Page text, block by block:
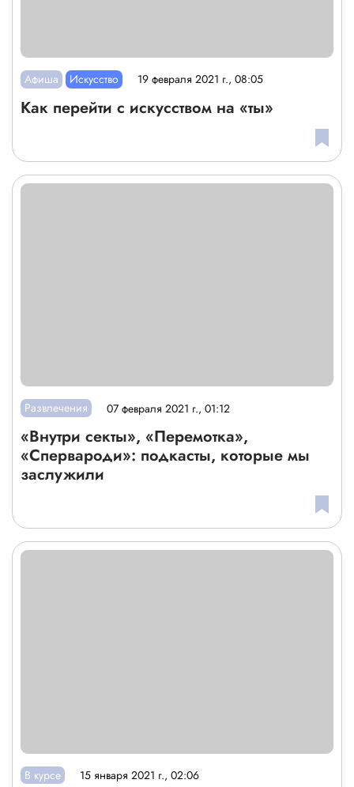
Афиша Искусство 19 февраля 2021 г., 08:05
Как перейти с искусством на «ты»
Развлечения 07 февраля 2021 г., 01:12
«Внутри секты», «Перемотка»,
«Спервароди»: подкасты, которые мы
заслужили
В курсе 15 января 2021 г., 02:06